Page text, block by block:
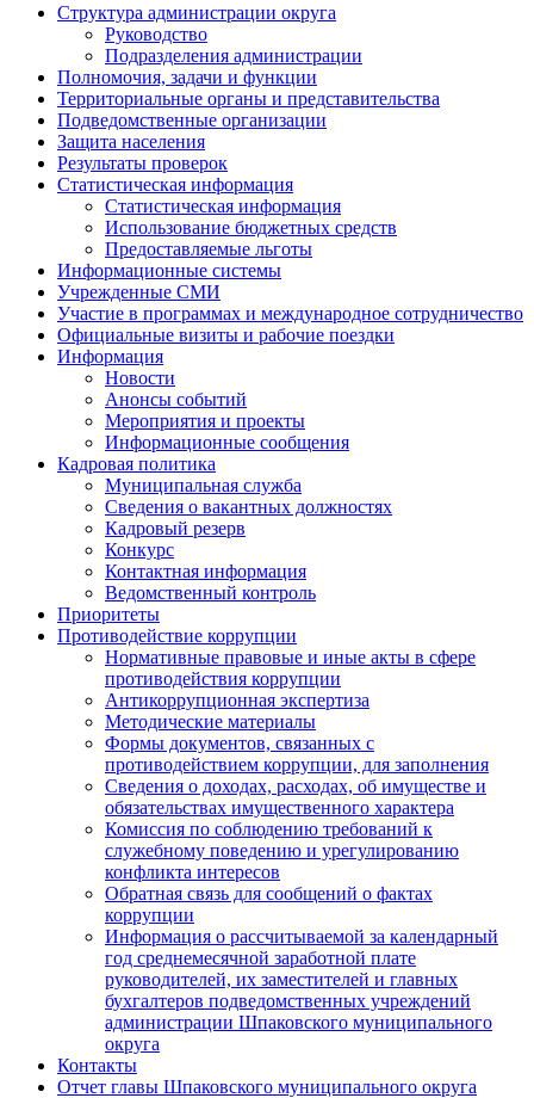
Структура администрации округа
Руководство
Подразделения администрации
Полномочия, задачи и функции
Территориальные органы и представительства
Подведомственные организации
Защита населения
Результаты проверок
Статистическая информация
Статистическая информация
Использование бюджетных средств
Предоставляемые льготы
Информационные системы
Учрежденные СМИ
Участие в программах и международное сотрудничество
Официальные визиты и рабочие поездки
Информация
Новости
Анонсы событий
Мероприятия и проекты
Информационные сообщения
Кадровая политика
Муниципальная служба
Сведения о вакантных должностях
Кадровый резерв
Конкурс
Контактная информация
Ведомственный контроль
Приоритеты
Противодействие коррупции
Нормативные правовые и иные акты в сфере
противодействия коррупции
Антикоррупционная экспертиза
Методические материалы
Формы документов, связанных с
противодействием коррупции, для заполнения
Сведения о доходах, расходах, об имуществе и
обязательствах имущественного характера
Комиссия по соблюдению требований к
служебному поведению и урегулированию
конфликта интересов
Обратная связь для сообщений о фактах
коррупции
Информация о рассчитываемой за календарный
год среднемесячной заработной плате
руководителей, их заместителей и главных
бухгалтеров подведомственных учреждений
администрации Шпаковского муниципального
округа
Контакты
Отчет главы Шпаковского муниципального округа